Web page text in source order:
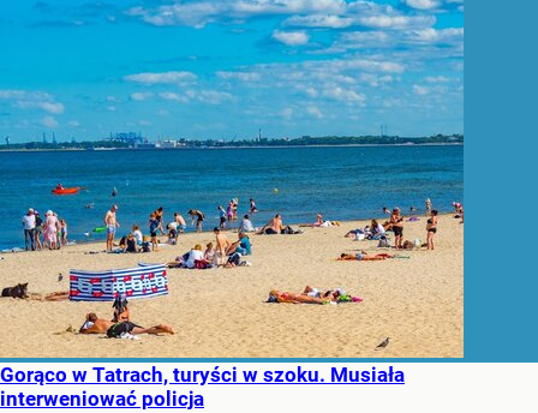
Gorąco w Tatrach, turyści w szoku. Musiała
interweniować policja